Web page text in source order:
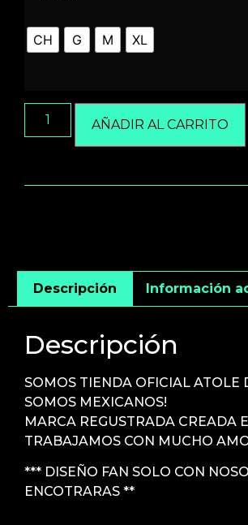
CH G M XL
AÑADIR AL CARRITO
Descripción Información
Descripción
SOMOS TIENDA OFICIAL ATOLE
SOMOS MEXICANOS!
MARCA REGUSTRADA CREADA
TRABAJAMOS CON MUCHO
*** DISEÑO FAN SOLO CON
ENCOTRARAS **